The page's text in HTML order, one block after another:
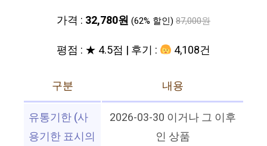
가격 : 32,780원 (62% 할인) 87,000원
평점 : ★ 4.5점 | 후기 : 4,108건
구분
내용
유통기한 (사
용기한 표시의
2026-03-30 이거나 그 이후
인 상품